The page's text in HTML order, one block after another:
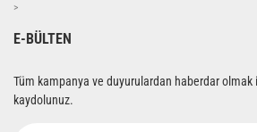
>
E-BÜLTEN
Tüm kampanya ve duyurulardan haberdar olmak
kaydolunuz.